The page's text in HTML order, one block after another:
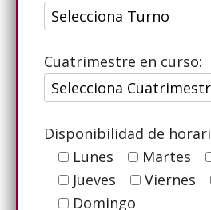
Cuatrimestre en curso:
Disponibilidad de
Lunes
Martes
Jueves
Viernes
Domingo